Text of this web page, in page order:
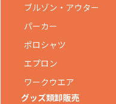
ブルゾン・アウター
パーカー
ポロシャツ
エプロン
ワークウエア
グッズ類卸販売